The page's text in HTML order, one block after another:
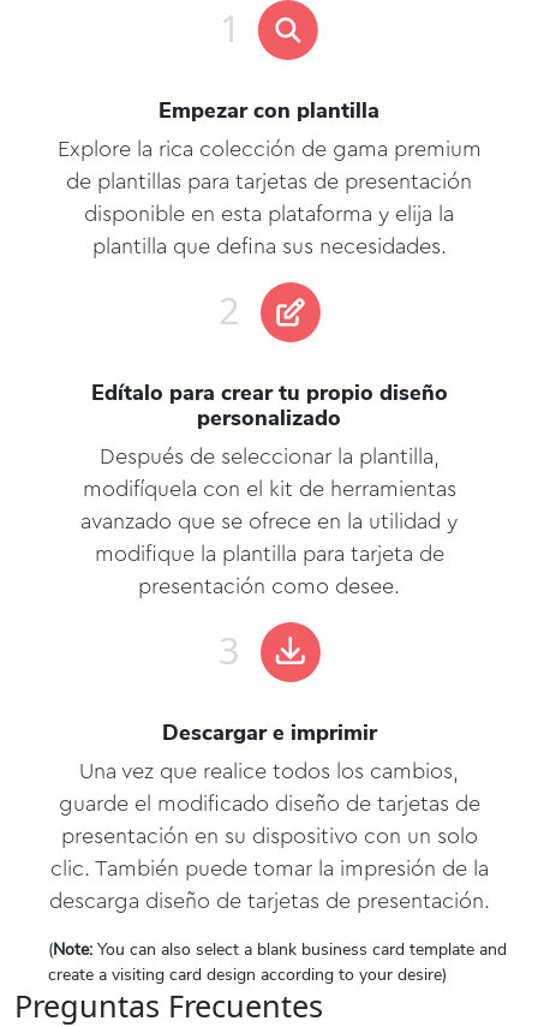
Empezar con plantilla
Explore la rica colección de gama premium
de plantillas para tarjetas de presentación
disponible en esta plataforma y elija la
plantilla que defina sus necesidades.
Edítalo para crear tu propio diseño
personalizado
Después de seleccionar la plantilla,
modifíquela con el kit de herramientas
avanzado que se ofrece en la utilidad y
modifique la plantilla para tarjeta de
presentación como desee.
Descargar e imprimir
Una vez que realice todos los cambios,
guarde el modificado diseño de tarjetas de
presentación en su dispositivo con un solo
clic. También puede tomar la impresión de la
descarga diseño de tarjetas de presentación.
(Note: You can also select a blank business card template and
create a visiting card design according to your desire)
Preguntas Frecuentes